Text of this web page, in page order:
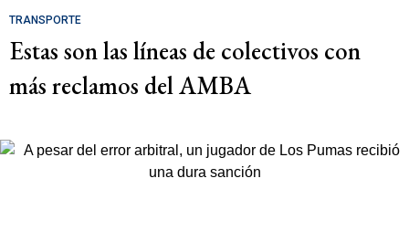
TRANSPORTE
Estas son las líneas de colectivos con
más reclamos del AMBA